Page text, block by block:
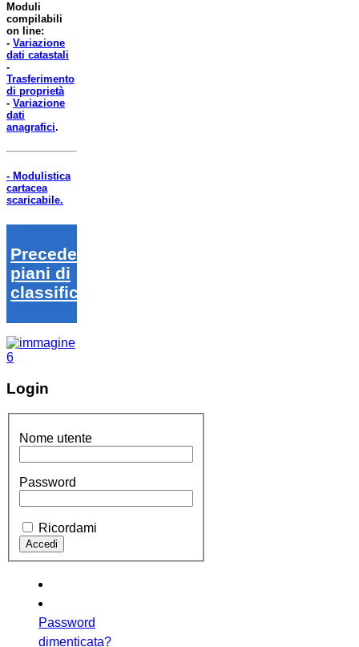
Moduli
compilabili
on line:
- Variazione
dati catastali
-
Trasferimento
di proprietà
- Variazione
dati
anagrafici.
- Modulistica
cartacea
scaricabile.
Precedenti
piani di
classifica
Login
Nome utente
Password
Ricordami
Password
dimenticata?